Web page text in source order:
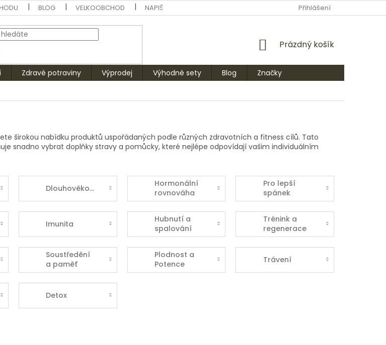
BLOG VELKOOBCHOD NAPIŠTE NÁM Přihlášení
NÁKUPNÍ
Prázdný košík
Zdravé potraviny Výprodej Výhodné sety Blog
Značky
širokou nabídku produktů uspořádaných podle různých zdravotních a fitness cílů. Tato
snadno vybrat doplňky stravy a pomůcky, které nejlépe odpovídají vašim individuálním
Dlouhověkost
Hormonální
rovnováha
Pro lepší
spánek
Imunita
Hubnutí a
spalování
tuku
Trénink a
regenerace
Soustředění
a paměť
Plodnost a
Potence
Trávení
Detox